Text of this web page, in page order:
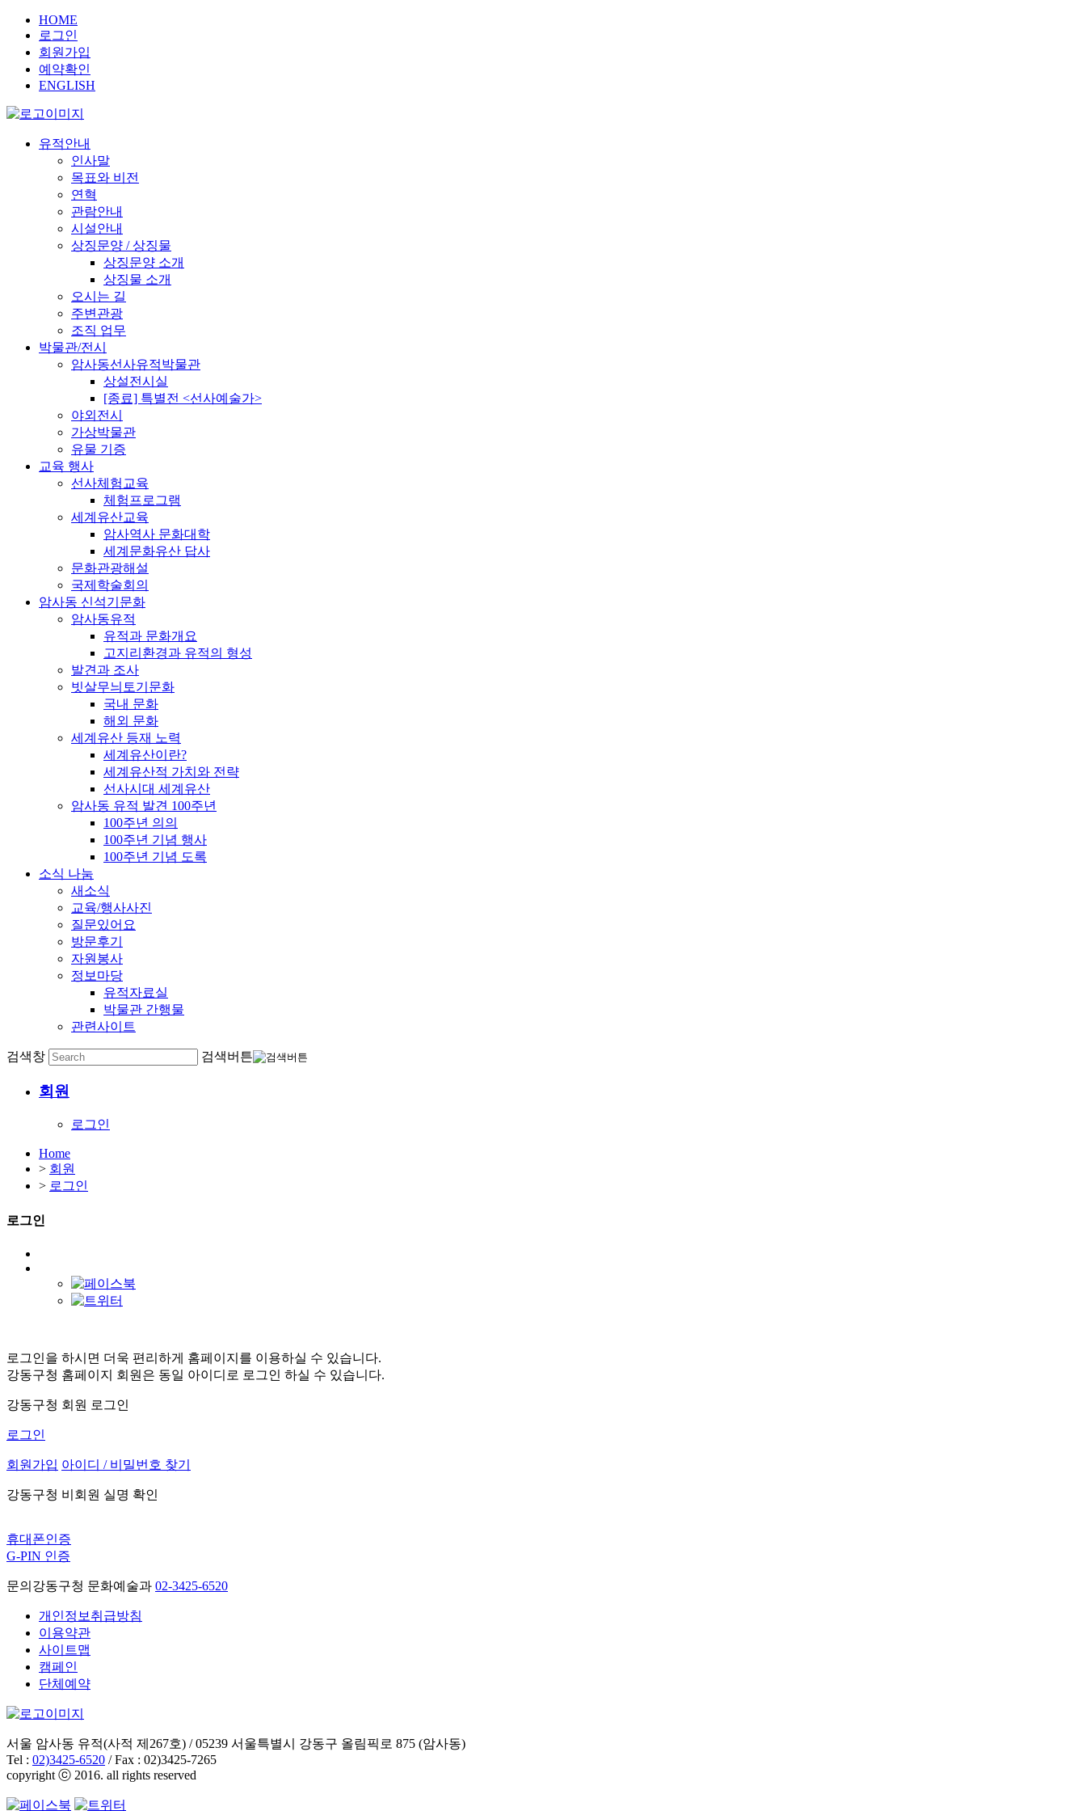
HOME
로그인
회원가입
예약확인
ENGLISH
유적안내
인사말
목표와 비전
연혁
관람안내
시설안내
상징문양 / 상징물
상징문양 소개
상징물 소개
오시는 길
주변관광
조직 업무
박물관/전시
암사동선사유적박물관
상설전시실
[종료] 특별전 <선사예술가>
야외전시
가상박물관
유물 기증
교육 행사
선사체험교육
체험프로그램
세계유산교육
암사역사 문화대학
세계문화유산 답사
문화관광해설
국제학술회의
암사동 신석기문화
암사동유적
유적과 문화개요
고지리환경과 유적의 형성
발견과 조사
빗살무늬토기문화
국내 문화
해외 문화
세계유산 등재 노력
세계유산이란?
세계유산적 가치와 전략
선사시대 세계유산
암사동 유적 발견 100주년
100주년 의의
100주년 기념 행사
100주년 기념 도록
소식 나눔
새소식
교육/행사사진
질문있어요
방문후기
자원봉사
정보마당
유적자료실
박물관 간행물
관련사이트
검색창 검색버튼
회원
로그인
Home
> 회원
> 로그인
로그인
로그인을 하시면 더욱 편리하게 홈페이지를 이용하실 수 있습니다.
강동구청 홈페이지 회원은 동일 아이디로 로그인 하실 수 있습니다.
강동구청 회원 로그인
로그인
회원가입 아이디 / 비밀번호 찾기
강동구청 비회원 실명 확인
휴대폰인증
G-PIN 인증
문의 강동구청 문화예술과 02-3425-6520
개인정보취급방침
이용약관
사이트맵
캠페인
단체예약
서울 암사동 유적(사적 제267호) / 05239 서울특별시 강동구 올림픽로 875 (암사동)
Tel : 02)3425-6520 / Fax : 02)3425-7265
copyright ⓒ 2016. all rights reserved